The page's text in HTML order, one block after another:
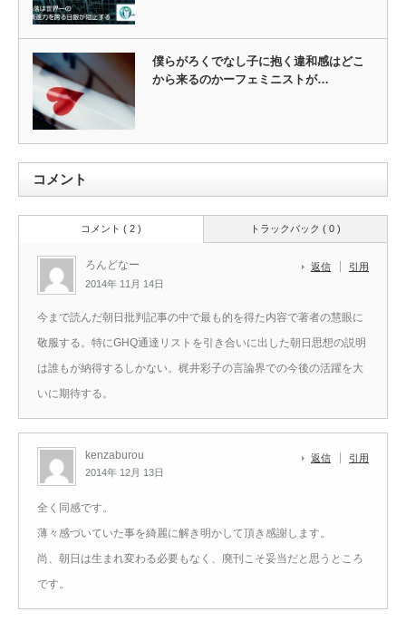
僕らがろくでなし子に抱く違和感はどこ
から来るのかーフェミニストが…
コメント
トラックバック ( 0 )
コメント ( 2 )
ろんどなー
2014年 11月 14日
返信 引用
今まで読んだ朝日批判記事の中で最も的を得た内容で著者の慧眼に
敬服する。特にGHQ通達リストを引き合いに出した朝日思想の説明
は誰もが納得するしかない。梶井彩子の言論界での今後の活躍を大
いに期待する。
kenzaburou
2014年 12月 13日
返信 引用
全く同感です。
薄々感づいていた事を綺麗に解き明かして頂き感謝します。
尚、朝日は生まれ変わる必要もなく、廃刊こそ妥当だと思うところ
です。